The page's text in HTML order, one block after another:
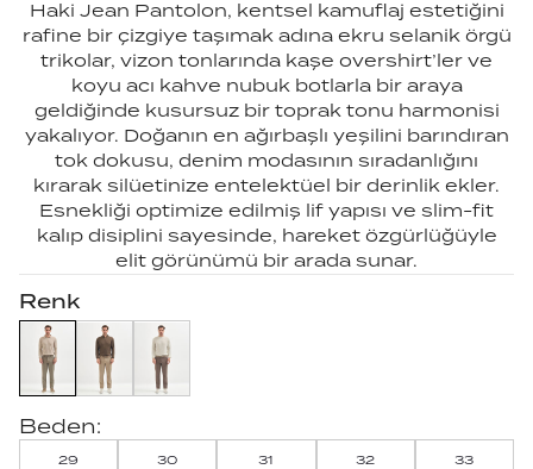
Haki Jean Pantolon, kentsel kamuflaj estetiğini
rafine bir çizgiye taşımak adına ekru selanik örgü
trikolar, vizon tonlarında kaşe overshirt’ler ve
koyu acı kahve nubuk botlarla bir araya
geldiğinde kusursuz bir toprak tonu harmonisi
yakalıyor. Doğanın en ağırbaşlı yeşilini barındıran
tok dokusu, denim modasının sıradanlığını
kırarak silüetinize entelektüel bir derinlik ekler.
Esnekliği optimize edilmiş lif yapısı ve slim-fit
kalıp disiplini sayesinde, hareket özgürlüğüyle
elit görünümü bir arada sunar.
Renk
Beden:
29 30 31 32 33